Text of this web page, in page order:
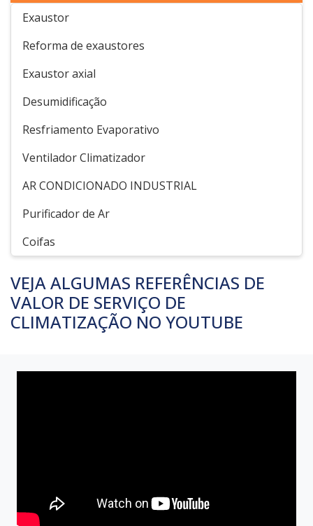
Exaustor
Reforma de exaustores
Exaustor axial
Desumidificação
Resfriamento Evaporativo
Ventilador Climatizador
AR CONDICIONADO INDUSTRIAL
Purificador de Ar
Coifas
VEJA ALGUMAS REFERÊNCIAS DE
VALOR DE SERVIÇO DE
CLIMATIZAÇÃO NO YOUTUBE